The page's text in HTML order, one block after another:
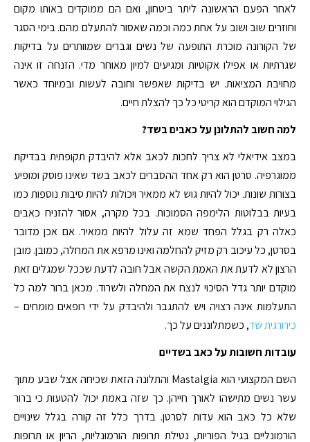
לאחר הפעם הראשונה ליתר ביטחון, ואם הם ממוקדים באותו מקום
וחוזרים שוב ושוב על אחת כמה וכמה שאסור להתעלם מהם. בימי הסגר
של הקורונה מוכרת התופעה של נשים וגברים שמוותרים על בדיקות
שגרתיות או אפילו אקוטיות ומגיעים למיון מאוחר מדי. הזנחה זו אינה
מחויבת המציאות. יש בדיקות שאפשר וחובה לעשות ובמיוחד כאשר
הגילוי המוקדם הוא קריטי כל כך להצלת חיים.
למה חשוב להתלונן על כאבים בשד?
במצב אידיאלי לא צריך לחכות לכאב אלא להיבדק תקופתית בבדיקת
ממוגרפיה. סרטן הוא רק אחד ההסברים לכאב בשד שאינו פוסק ומופיע
בצורות שונות. יכול להיות גוש לא ממאיר ויכולות להיות סיבות נוספות כמו
בעיות בבלוטות הלימפה הסמוכות. בכל מקרה, אסור להזניח כאבים
כאלה רק בגלל הפחד שמא זה עלול להיות ממאיר. אם אכן מדובר
בסרטן, כל עיכוב רק מזיק להחלמה ואינו מרפא את המחלה, כמובן. מובן
הרצון לא לדעת את האמת הקשה אבל חובה לדעת שככל שמגלים זאת
מוקדם יותר גדל הסיכוי לנצח את המחלה ולשרוד. מכאן ברור למה כל
התעלמות אינה רצויה ויש להתגבר ולהיבדק על ידי רופאים מומחים –
כירורגית שד, כשמתלוננים על כך.
עובדות חשובות על כאב בשדיים
השם המקצועי הוא Mastalgia והתלונה הזאת שכיחה אצל שבע מתוך
עשר נשים מתישהו לאורך חייהן. כך שזה באמת יכול להטעות כי ברור
שלא כל כאב הוא עדות לסרטן. בדרך כלל זה קורה בגלל שינויים
הורמונליים בגיל הפוריות, נטילת תרופות הורמונליות, הריון או תרופות